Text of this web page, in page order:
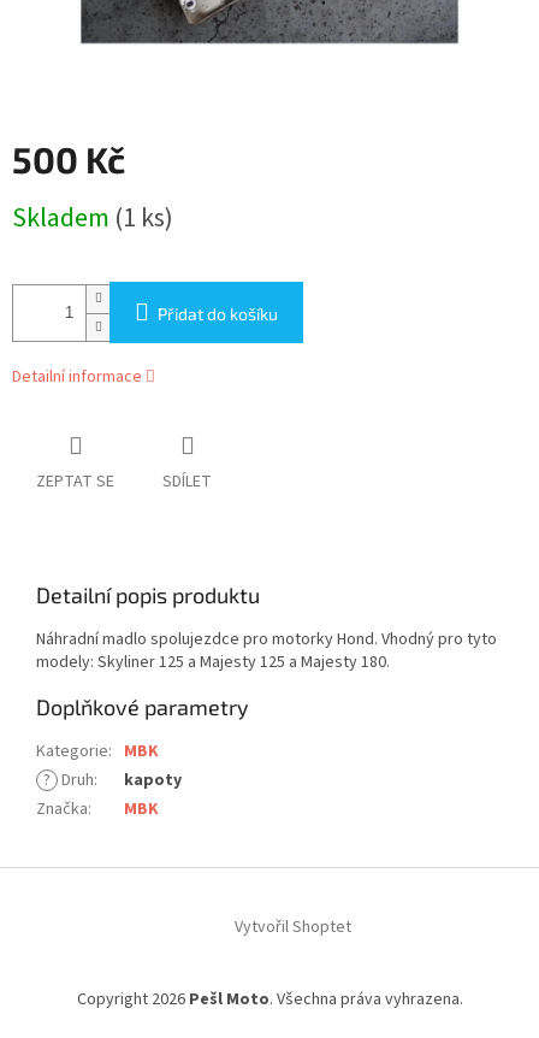
500 Kč
cena:
Skladem (1 ks)
Přidat do košíku
Detailní informace
ZEPTAT SE SDÍLET
Detailní popis produktu
Náhradní madlo spolujezdce pro motorky Hond. Vhodný pro tyto
modely: Skyliner 125 a Majesty 125 a Majesty 180.
Doplňkové parametry
Kategorie: MBK
? Druh:
kapoty
Značka: MBK
Vytvořil Shoptet
Copyright 2026 Pešl Moto. Všechna práva vyhrazena.